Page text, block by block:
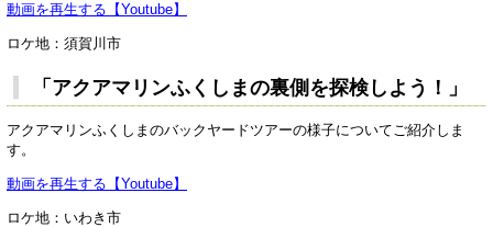
動画を再生する【Youtube】
ロケ地：須賀川市
「アクアマリンふくしまの裏側を探検しよう！」
アクアマリンふくしまのバックヤードツアーの様子についてご紹介しま
す。
動画を再生する【Youtube】
ロケ地：いわき市